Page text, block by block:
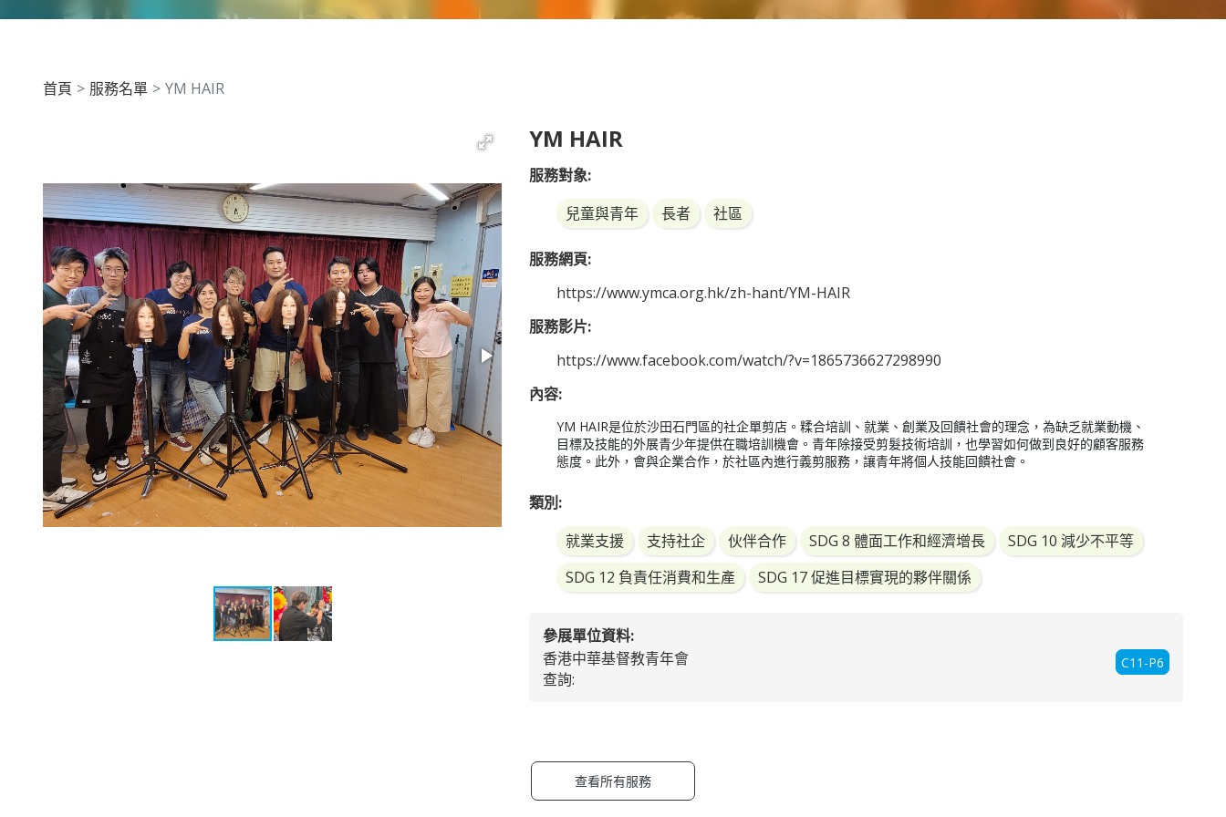
首頁 服務名單 YM HAIR
YM HAIR
服務對象:
兒童與青年
長者 社區
服務網頁:
https://www.ymca.org.hk/zh-hant/YM-HAIR
服務影片:
https://www.facebook.com/watch/?v=1865736627298990
內容:
YM HAIR是位於沙田石門區的社企單剪店。糅合培訓、就業、創業及回饋社會的理念，為缺乏就業動機、
目標及技能的外展青少年提供在職培訓機會。青年除接受剪髮技術培訓，也學習如何做到良好的顧客服務
態度。此外，會與企業合作，於社區內進行義剪服務，讓青年將個人技能回饋社會。
類別:
就業支援
支持社企 伙伴合作 SDG 8 體面工作和經濟增長
SDG 10 減少不平等
SDG 12 負責任消費和生產
SDG 17 促進目標實現的夥伴關係
參展單位資料:
C11-P6
香港中華基督教青年會
查詢:
查看所有服務